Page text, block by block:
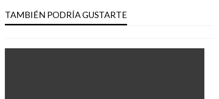
TAMBIÉN PODRÍA GUSTARTE
seinaugura Expoartesanías 2016
Giovanni Alarcón M. lunes diciembre 5, 2016